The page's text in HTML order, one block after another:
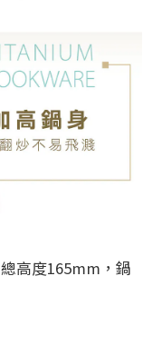
高度165mm，鍋